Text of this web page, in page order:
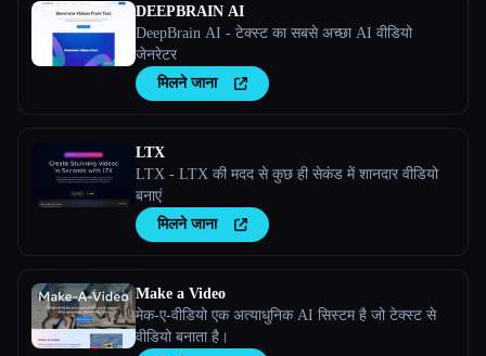
DEEPBRAIN AI
DeepBrain AI - टेक्स्ट का सबसे अच्छा AI वीडियो
जेनरेटर
मिलने जाना
LTX
LTX - LTX की मदद से कुछ ही सेकंड में शानदार वीडियो
बनाएं
मिलने जाना
Make a Video
मेक-ए-वीडियो एक अत्याधुनिक AI सिस्टम है जो टेक्स्ट से
वीडियो बनाता है।